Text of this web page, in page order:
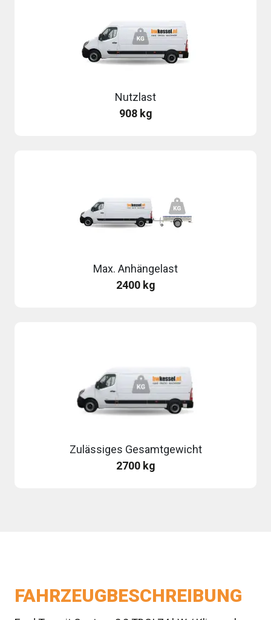
Nutzlast
908 kg
Max. Anhängelast
2400 kg
Zulässiges Gesamtgewicht
2700 kg
FAHRZEUGBESCHREIBUNG